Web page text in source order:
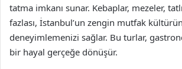
tatma imkanı sunar. Kebaplar, mezeler,
fazlası, İstanbul’un zengin mutfak
deneyimlemenizi sağlar. Bu turlar,
bir hayal gerçeğe dönüşür.